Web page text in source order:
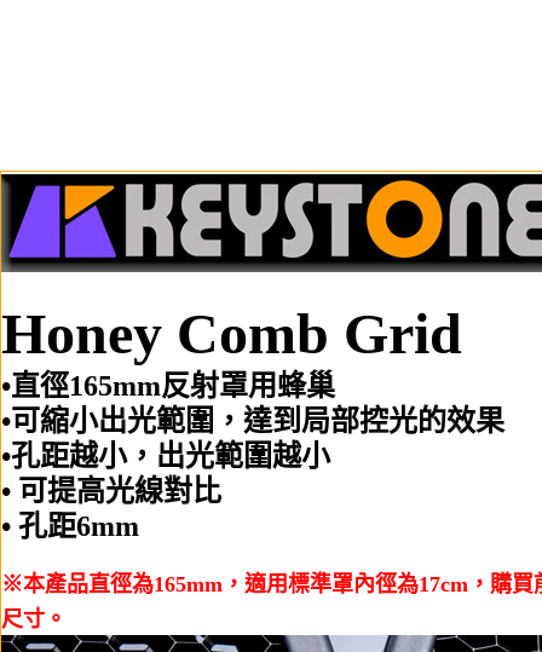
Honey Comb Grid
•直徑165mm反射罩用蜂巢
•可縮小出光範圍，達到局部控光的效果
•孔距越小，出光範圍越小
• 可提高光線對比
• 孔距6mm
※本產品直徑為165mm，適用標準罩內徑為17cm，購
尺寸。